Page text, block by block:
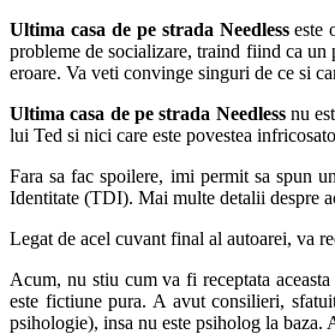
Ultima casa de pe strada Needlesseste
probleme de socializare, traind fiind ca
eroare. Va veti convinge singuri de ce si
Ultima casa de pe strada Needlessnu
lui Ted si nici care este povestea
Fara sa fac spoilere, imi permit sa spun
Identitate (TDI). Mai multe detalii despre
Legat de acel cuvant final al autoarei, va
Acum, nu stiu cum va fi receptata
este fictiune pura. A avut consilieri,
psihologie), insa nu este psiholog la baza.